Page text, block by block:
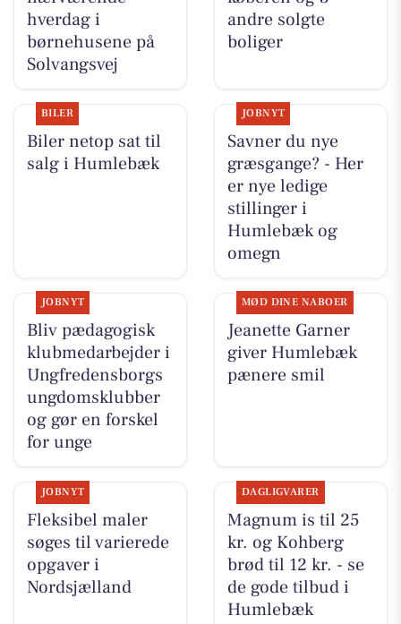
hverdag i
børnehusene på
Solvangsvej
andre solgte
boliger
BILER
Biler netop sat til
salg i Humlebæk
JOBNYT
Savner du nye
græsgange? - Her
er nye ledige
stillinger i
Humlebæk og
omegn
JOBNYT
Bliv pædagogisk
klubmedarbejder i
Ungfredensborgs
ungdomsklubber
og gør en forskel
for unge
MØD DINE NABOER
Jeanette Garner
giver Humlebæk
pænere smil
JOBNYT
Fleksibel maler
søges til varierede
opgaver i
Nordsjælland
DAGLIGVARER
Magnum is til 25
kr. og Kohberg
brød til 12 kr. - se
de gode tilbud i
Humlebæk